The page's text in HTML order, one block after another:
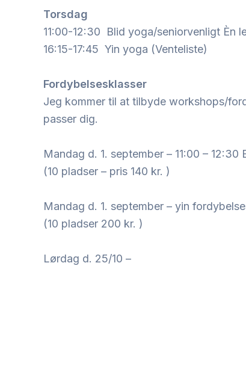
Torsdag
11:00-12:30 Blid yoga/seniorvenligt Èn
16:15-17:45 Yin yoga (Venteliste)
Fordybelsesklasser
Jeg kommer til at tilbyde workshops/
passer dig.
Mandag d. 1. september – 11:00 –
(10 pladser – pris 140 kr. )
Mandag d. 1. september – yin
(10 pladser 200 kr. )
Lørdag d. 25/10 –